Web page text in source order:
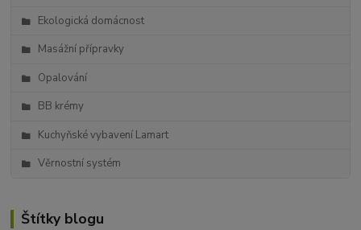
Ekologická domácnost
Masážní přípravky
Opalování
BB krémy
Kuchyňské vybavení Lamart
Věrnostní systém
Štítky blogu